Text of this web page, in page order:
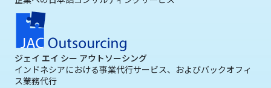
ジェイ エイ シー アウトソーシング
インドネシアにおける事業代行サービス、およびバックオフィ
ス業務代行